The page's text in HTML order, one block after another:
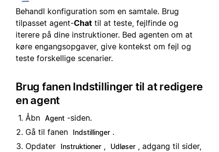
Behandl konfiguration som en samtale. Brug
tilpasset agent-Chat til at teste, fejlfinde og
iterere på dine instruktioner. Bed agenten om at
køre engangsopgaver, give kontekst om fejl og
teste forskellige scenarier.
Brug fanen Indstillinger til at redigere
en agent
Åbn Agent -siden.
Gå til fanen
Indstillinger .
Opdater
Instruktioner , Udløser , adgang til sider,